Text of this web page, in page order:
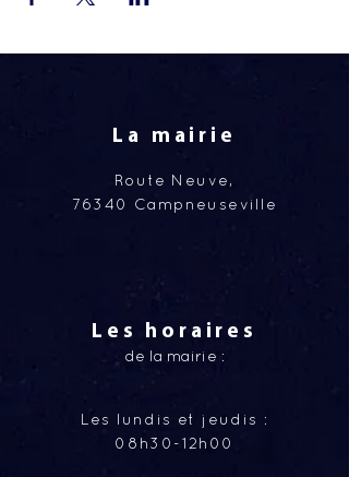
La mairie
Route Neuve,
76340 Campneuseville
Les horaires
de la mairie :
Les lundis et jeudis :
08h30-12h00